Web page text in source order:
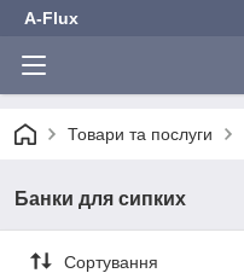
A-Flux
Товари та послуги
Банки для сипких
Сортування